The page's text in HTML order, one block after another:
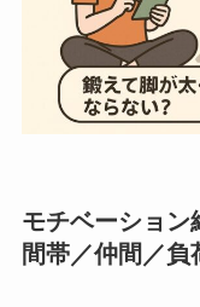
モチベーション
間帯／仲間／負